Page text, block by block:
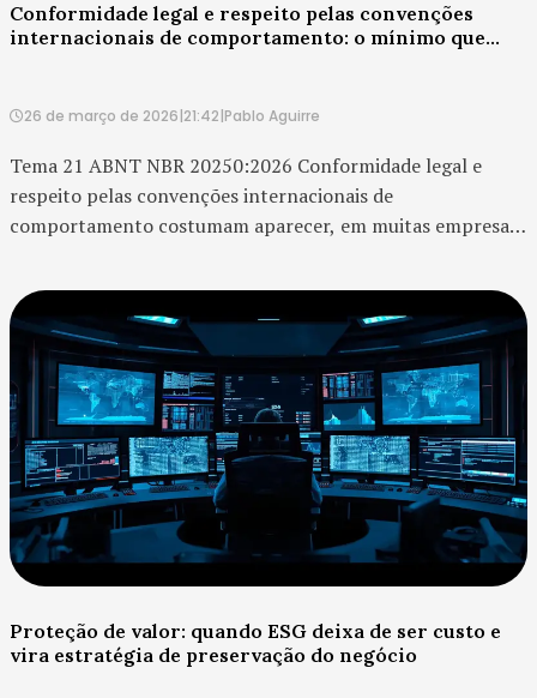
Conformidade legal e respeito pelas convenções
internacionais de comportamento: o mínimo que
26 de março de 2026|21:42|Pablo Aguirre
Tema 21 ABNT NBR 20250:2026 Conformidade legal e
respeito pelas convenções internacionais de
comportamento costumam aparecer, em muitas empresas,
se está dentro da...
Proteção de valor: quando ESG deixa de ser custo e
vira estratégia de preservação do negócio